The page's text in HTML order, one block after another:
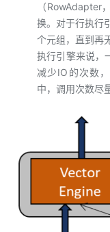
（RowAdapter
换。对于行执行
个元组，直到再
执行引擎来说，
减少IO的次数
中，调用次数尽